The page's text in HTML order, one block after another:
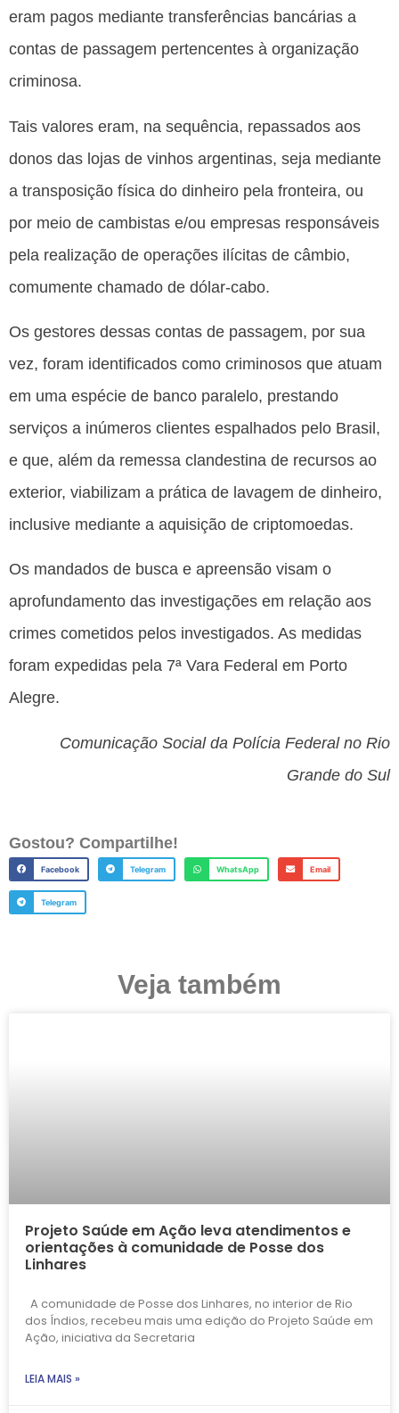
eram pagos mediante transferências bancárias a
contas de passagem pertencentes à organização
criminosa.
Tais valores eram, na sequência, repassados aos
donos das lojas de vinhos argentinas, seja mediante
a transposição física do dinheiro pela fronteira, ou
por meio de cambistas e/ou empresas responsáveis
pela realização de operações ilícitas de câmbio,
comumente chamado de dólar-cabo.
Os gestores dessas contas de passagem, por sua
vez, foram identificados como criminosos que atuam
em uma espécie de banco paralelo, prestando
serviços a inúmeros clientes espalhados pelo Brasil,
e que, além da remessa clandestina de recursos ao
exterior, viabilizam a prática de lavagem de dinheiro,
inclusive mediante a aquisição de criptomoedas.
Os mandados de busca e apreensão visam o
aprofundamento das investigações em relação aos
crimes cometidos pelos investigados. As medidas
foram expedidas pela 7ª Vara Federal em Porto
Alegre.
Comunicação Social da Polícia Federal no Rio
Grande do Sul
Gostou? Compartilhe!
Facebook Telegram WhatsApp Email
Telegram
Veja também
Projeto Saúde em Ação leva atendimentos e
orientações à comunidade de Posse dos
Linhares
A comunidade de Posse dos Linhares, no interior de Rio
dos Índios, recebeu mais uma edição do Projeto Saúde em
Ação, iniciativa da Secretaria
LEIA MAIS »